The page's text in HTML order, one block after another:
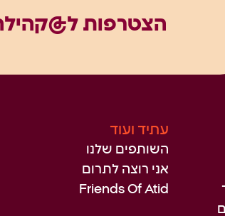
הצטרפות
עתיד ועוד
השותפים שלנו
אני רוצה לתרום
Friends Of Atid